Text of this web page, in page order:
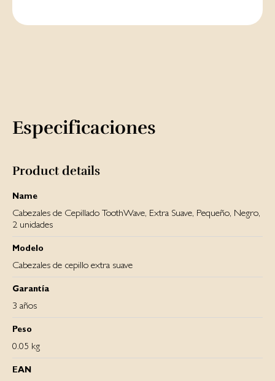
Especificaciones
Product details
Name
Cabezales de Cepillado ToothWave, Extra Suave, Pequeño, Negro,
2 unidades
Modelo
Cabezales de cepillo extra suave
Garantía
3 años
Peso
0.05 kg
EAN